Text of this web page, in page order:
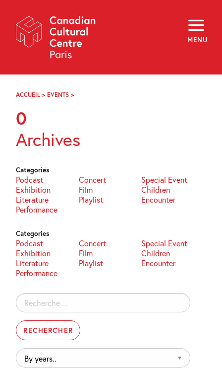
Navigation
MENU
About
Programming
Off-Site
Explore
Archives
FR
ACCUEIL > EVENTS >
0
Archives
Categories
Podcast Concert
Special Event
Exhibition
Film
Children
Literature
Playlist
Encounter
Performance
Categories
Podcast Concert
Special Event
Exhibition
Film
Children
Literature
Playlist
Encounter
Performance
Rechercher :
By
years..